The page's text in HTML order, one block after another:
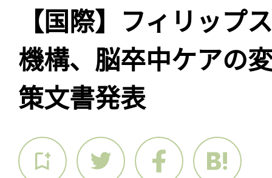
【国際】フィリップ
機構、脳卒中ケアの
策文書発表